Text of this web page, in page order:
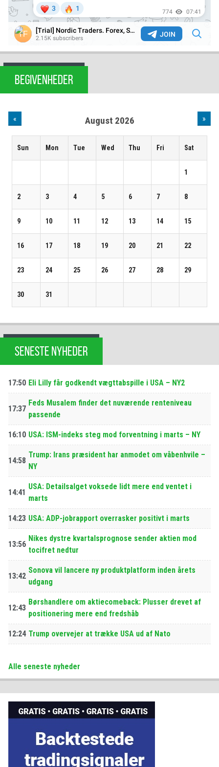
BEGIVENHEDER
« August 2026 »
Sun Mon Tue Wed Thu Fri Sat
1
2 3 4 5 6 7 8
9 10 11 12 13 14 15
16 17 18 19 20 21 22
23 24 25 26 27 28 29
30 31
SENESTE NYHEDER
17:50 Eli Lilly får godkendt vægttabspille i USA – NY2
17:37
Feds Musalem finder det nuværende renteniveau
passende
16:10 USA: ISM-indeks steg mod forventning i marts – NY
14:58
Trump: Irans præsident har anmodet om våbenhvile –
NY
14:41
USA: Detailsalget voksede lidt mere end ventet i
marts
14:23 USA: ADP-jobrapport overrasker positivt i marts
13:56
Nikes dystre kvartalsprognose sender aktien mod
tocifret nedtur
13:42
Sonova vil lancere ny produktplatform inden årets
udgang
12:43
Børshandlere om aktiecomeback: Plusser drevet af
positionering mere end fredshåb
12:24 Trump overvejer at trække USA ud af Nato
Alle seneste nyheder